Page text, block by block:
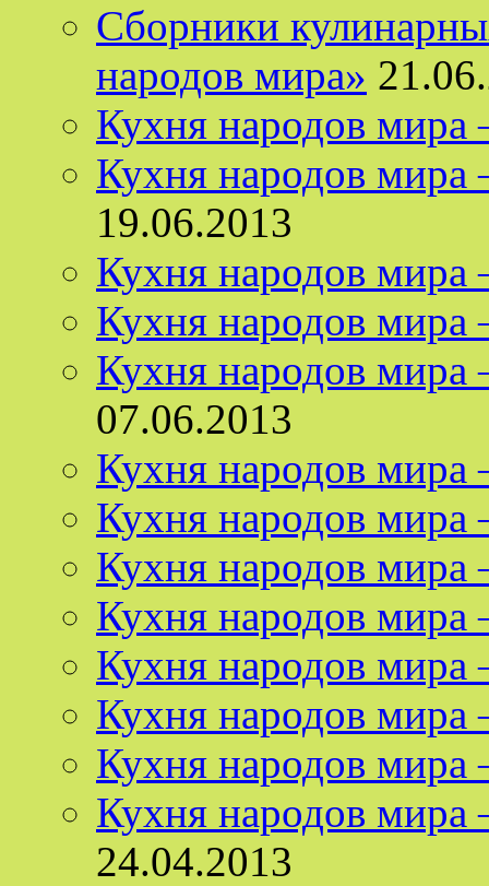
Сборники
народов мира»
Кухня народов
Кухня народов
19.06.2013
Кухня народов
Кухня народов
Кухня народов
07.06.2013
Кухня народов
Кухня народов
Кухня народов мира
Кухня народов мира
Кухня народов
Кухня народов
Кухня народов
Кухня народов
24.04.2013